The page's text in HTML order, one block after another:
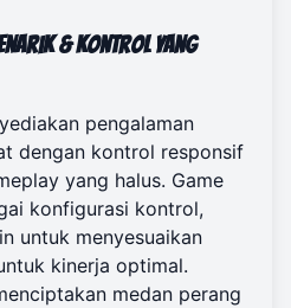
& Kontrol yang
pengalaman
dengan kontrol responsif
yang halus. Game
konfigurasi kontrol,
untuk menyesuaikan
kinerja optimal.
medan perang